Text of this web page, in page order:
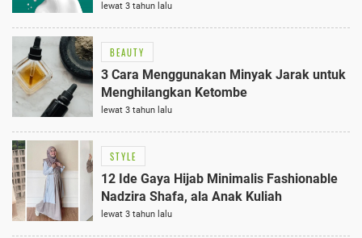
lewat 3 tahun lalu
BEAUTY
3 Cara Menggunakan Minyak Jarak untuk
Menghilangkan Ketombe
lewat 3 tahun lalu
STYLE
12 Ide Gaya Hijab Minimalis Fashionable
Nadzira Shafa, ala Anak Kuliah
lewat 3 tahun lalu